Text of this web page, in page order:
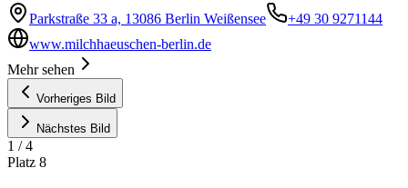
Parkstraße 33 a, 13086 Berlin Weißensee
+49 30 9271144
www.milchhaeuschen-berlin.de
Mehr sehen
Vorheriges Bild
Nächstes Bild
1 /4
Platz 8